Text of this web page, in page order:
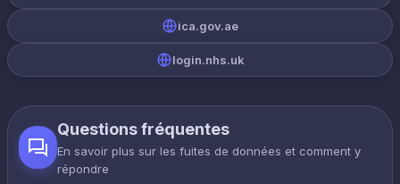
ica.gov.ae
login.nhs.uk
Questions fréquentes
En savoir plus sur les fuites de données et comment y
répondre